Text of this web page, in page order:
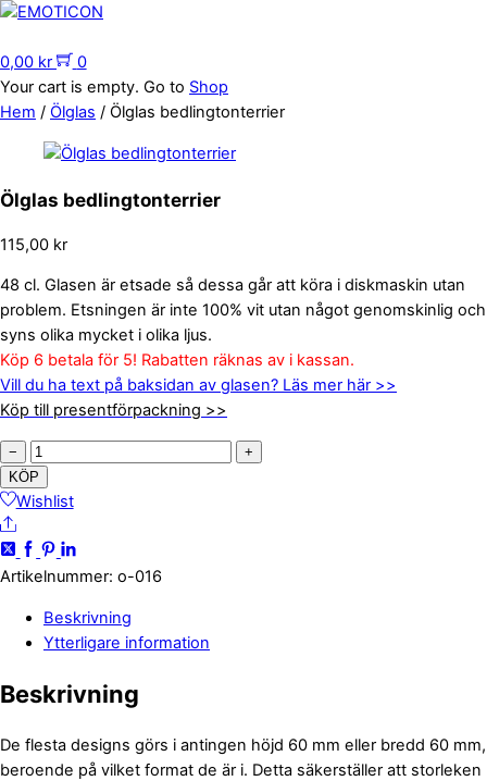
Skip
content
Menu
0,00 kr
0
Your cart is empty. Go to Shop
Hem / Ölglas / Ölglas bedlingtonterrier
Ölglas bedlingtonterrier
115,00 kr
48 cl. Glasen är etsade så dessa går att köra i diskmaskin utan
problem. Etsningen är inte 100% vit utan något genomskinlig och
syns olika mycket i olika ljus.
Köp 6 betala för 5! Rabatten räknas av i kassan.
Vill du ha text på baksidan av glasen? Läs mer här >>
Köp till presentförpackning >>
−
Ölglas
bedlingtonterrier
mängd
+
KÖP
Wishlist
Share
Artikelnummer: o-016
Beskrivning
Ytterligare information
Beskrivning
De flesta designs görs i antingen höjd 60 mm eller bredd 60 mm,
beroende på vilket format de är i. Detta säkerställer att storleken